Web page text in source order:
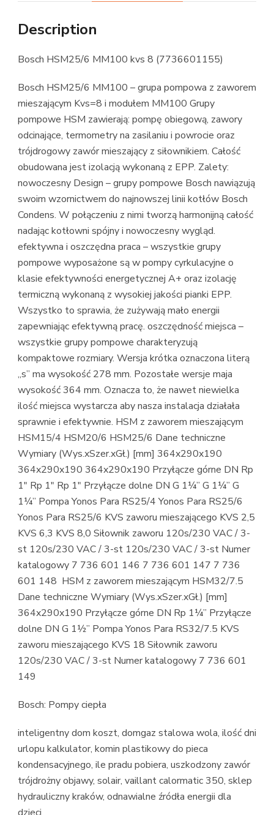
Description
Bosch HSM25/6 MM100 kvs 8 (7736601155)
Bosch HSM25/6 MM100 – grupa pompowa z zaworem
mieszającym Kvs=8 i modułem MM100 Grupy
pompowe HSM zawierają: pompę obiegową, zawory
odcinające, termometry na zasilaniu i powrocie oraz
trójdrogowy zawór mieszający z siłownikiem. Całość
obudowana jest izolacją wykonaną z EPP. Zalety:
nowoczesny Design – grupy pompowe Bosch nawiązują
swoim wzornictwem do najnowszej linii kotłów Bosch
Condens. W połączeniu z nimi tworzą harmonijną całość
nadając kotłowni spójny i nowoczesny wygląd.
efektywna i oszczędna praca – wszystkie grupy
pompowe wyposażone są w pompy cyrkulacyjne o
klasie efektywności energetycznej A+ oraz izolację
termiczną wykonaną z wysokiej jakości pianki EPP.
Wszystko to sprawia, że zużywają mało energii
zapewniając efektywną pracę. oszczędność miejsca –
wszystkie grupy pompowe charakteryzują
kompaktowe rozmiary. Wersja krótka oznaczona literą
„s” ma wysokość 278 mm. Pozostałe wersje maja
wysokość 364 mm. Oznacza to, że nawet niewielka
ilość miejsca wystarcza aby nasza instalacja działała
sprawnie i efektywnie. HSM z zaworem mieszającym
HSM15/4 HSM20/6 HSM25/6 Dane techniczne
Wymiary (Wys.xSzer.xGł.) [mm] 364x290x190
364x290x190 364x290x190 Przyłącze górne DN Rp
1″ Rp 1″ Rp 1″ Przyłącze dolne DN G 1¼” G 1¼” G
1¼” Pompa Yonos Para RS25/4 Yonos Para RS25/6
Yonos Para RS25/6 KVS zaworu mieszającego KVS 2,5
KVS 6,3 KVS 8,0 Siłownik zaworu 120s/230 VAC / 3-
st 120s/230 VAC / 3-st 120s/230 VAC / 3-st Numer
katalogowy 7 736 601 146 7 736 601 147 7 736
601 148 ​ HSM z zaworem mieszającym HSM32/7.5
Dane techniczne Wymiary (Wys.xSzer.xGł.) [mm]
364x290x190 Przyłącze górne DN Rp 1¼” Przyłącze
dolne DN G 1½” Pompa Yonos Para RS32/7.5 KVS
zaworu mieszającego KVS 18 Siłownik zaworu
120s/230 VAC / 3-st Numer katalogowy 7 736 601
149
Bosch: Pompy ciepła
inteligentny dom koszt, domgaz stalowa wola, ilość dni
urlopu kalkulator, komin plastikowy do pieca
kondensacyjnego, ile pradu pobiera, uszkodzony zawór
trójdrożny objawy, solair, vaillant calormatic 350, sklep
hydrauliczny kraków, odnawialne źródła energii dla